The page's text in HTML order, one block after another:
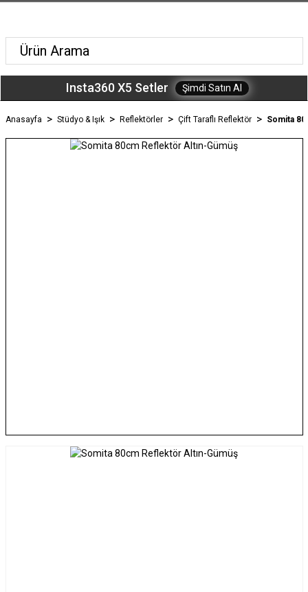
Insta360 X5 Setler Şimdi Satın Al
Anasayfa Stüdyo & Işık Reflektörler Çift Taraflı Reflektör Somita